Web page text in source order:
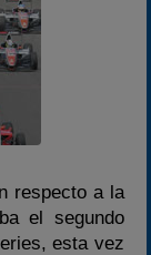
2026
anteriores
2024
respecto a la
el segundo
esta vez